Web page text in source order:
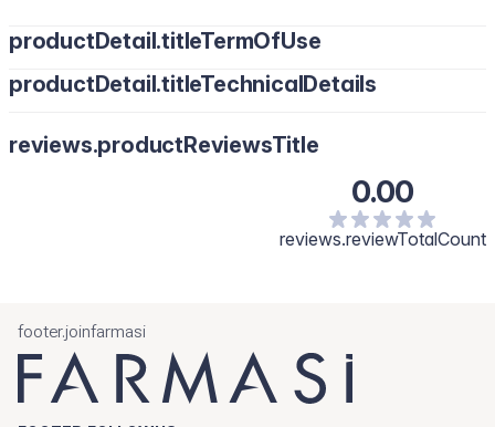
productDetail.titleTermOfUse
productDetail.titleTechnicalDetails
reviews.productReviewsTitle
0.00
reviews.reviewTotalCount
footer.joinfarmasi